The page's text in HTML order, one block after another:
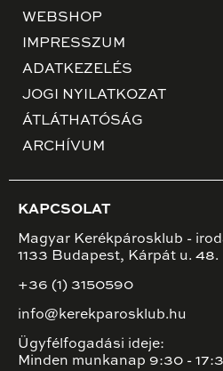
WEBSHOP
IMPRESSZUM
ADATKEZELÉS
JOGI NYILATKOZAT
ÁTLÁTHATÓSÁG
ARCHÍVUM
KAPCSOLAT
Magyar Kerékpárosklub -
1133 Budapest, Kárpát u. 48.
+36 (1) 3150590
info@kerekparosklub.hu
Ügyfélfogadási ideje:
Minden munkanap 9:30 -